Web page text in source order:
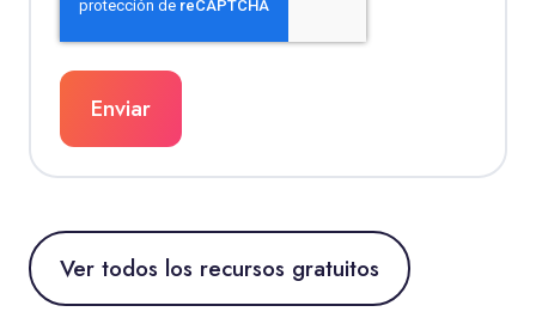
Ver todos los recursos gratuitos